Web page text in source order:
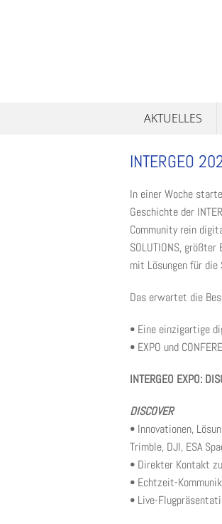
AKTUELLES
INTERGEO
In einer Woche
Geschichte der
Community rein
SOLUTIONS,
mit Lösungen für die
Das erwartet die
• Eine einzigartige
• EXPO und
INTERGEO EXPO:
DISCOVER
• Innovationen,
Trimble, DJI, ESA
• Direkter Kontakt
• Echtzeit-
• Live-